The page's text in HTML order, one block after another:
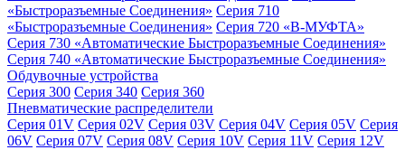
«Быстроразъемные Соединения» Серия 710
«Быстроразъемные Соединения» Серия 720 «B-МУФТА»
Серия 730 «Автоматические Быстроразъемные Соединения»
Серия 740 «Автоматические Быстроразъемные Соединения»
Обдувочные устройства
Серия 300 Серия 340 Серия 360
Пневматические распределители
Серия 01V Серия 02V Серия 03V Серия 04V Серия 05V Серия
06V Серия 07V Серия 08V Серия 10V Серия 11V Серия 12V